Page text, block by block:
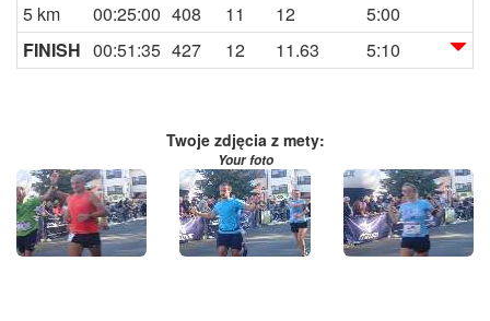
5 km 00:25:00 408 11 12
5:00
FINISH 00:51:35 427 12 11.63 5:10
Twoje zdjęcia z mety:
Your foto